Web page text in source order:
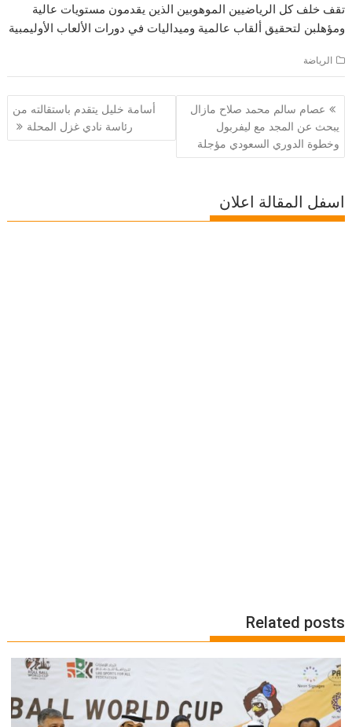
تقف خلف كل الرياضيين الموهوبين الذين يقدمون مستويات عالية
ومؤهلبن لتحقيق ألقاب عالمية وميداليات في دورات الألعاب الأوليمبية
الرياضة
تصفّح
المقالات
عصام سالم محمد صلاح مازال
يبحث عن المجد مع ليفربول
وخطوة الدوري السعودي مؤجلة
أسامة خليل يتقدم باستقالته من
رئاسة نادي غزل المحلة
اسفل المقالة اعلان
Related posts